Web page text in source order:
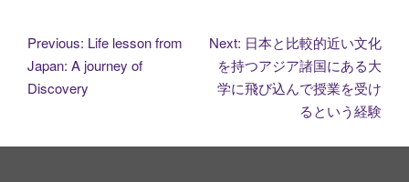
投
稿
Previous: Life lesson from
Japan: A journey of
Discovery
Next: 日本と比較的近い文化
を持つアジア諸国にある大
学に飛び込んで授業を受け
るという経験